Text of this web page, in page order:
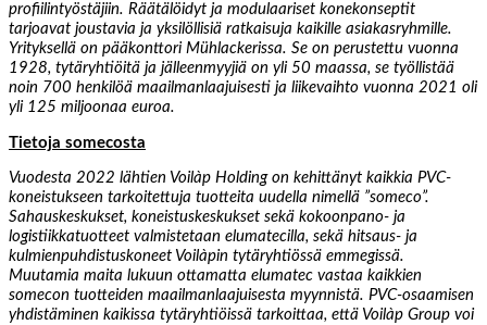
profiilintyöstäjiin. Räätälöidyt ja modulaariset konekonseptit
tarjoavat joustavia ja yksilöllisiä ratkaisuja kaikille asiakasryhmille.
Yrityksellä on pääkonttori Mühlackerissa. Se on perustettu vuonna
1928, tytäryhtiöitä ja jälleenmyyjiä on yli 50 maassa, se työllistää
noin 700 henkilöä maailmanlaajuisesti ja liikevaihto vuonna 2021 oli
yli 125 miljoonaa euroa.
Tietoja somecosta
Vuodesta 2022 lähtien Voilàp Holding on kehittänyt kaikkia PVC-
koneistukseen tarkoitettuja tuotteita uudella nimellä ”someco”.
Sahauskeskukset, koneistuskeskukset sekä kokoonpano- ja
logistiikkatuotteet valmistetaan elumatecilla, sekä hitsaus- ja
kulmienpuhdistuskoneet Voilàpin tytäryhtiössä emmegissä.
Muutamia maita lukuun ottamatta elumatec vastaa kaikkien
somecon tuotteiden maailmanlaajuisesta myynnistä. PVC-osaamisen
yhdistäminen kaikissa tytäryhtiöissä tarkoittaa, että Voilàp Group voi